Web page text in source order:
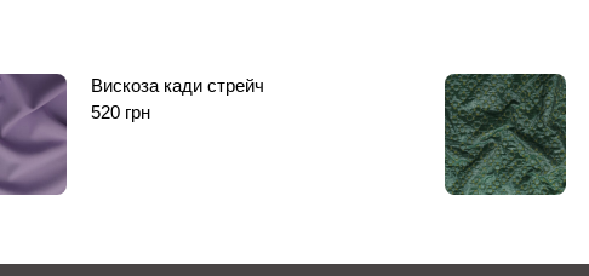
Вискоза кади стрейч
520 грн